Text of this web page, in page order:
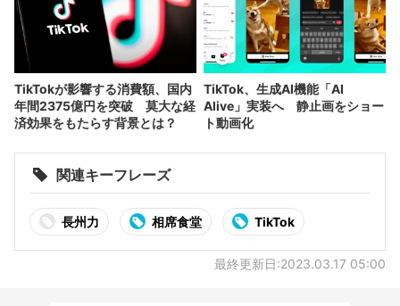
TikTokが影響する消費額、国内
年間2375億円を突破 莫大な経
済効果をもたらす背景とは？
TikTok、生成AI機能「AI
Alive」実装へ 静止画をショー
ト動画化
関連キーフレーズ
長州力 相席食堂 TikTok
最終更新日:2023.03.17 05:00